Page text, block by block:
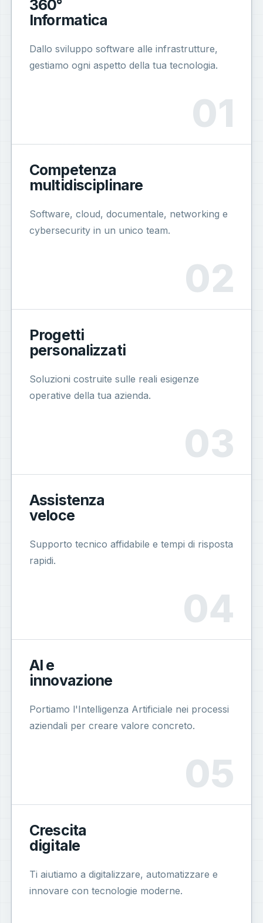
360°
Informatica
Dallo sviluppo software alle infrastrutture,
gestiamo ogni aspetto della tua tecnologia.
Competenza
multidisciplinare
Software, cloud, documentale, networking e
cybersecurity in un unico team.
Progetti
personalizzati
Soluzioni costruite sulle reali esigenze
operative della tua azienda.
Assistenza
veloce
Supporto tecnico affidabile e tempi di risposta
rapidi.
AI e
innovazione
Portiamo l'Intelligenza Artificiale nei processi
aziendali per creare valore concreto.
Crescita
digitale
Ti aiutiamo a digitalizzare, automatizzare e
innovare con tecnologie moderne.